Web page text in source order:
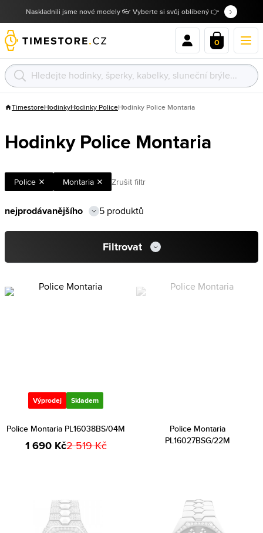
Naskladnili jsme nové modely 👓 Vyberte si svůj oblíbený 👉
0
TimestoreHodinkyHodinky PoliceHodinky Police Montaria
Hodinky Police Montaria
Police Montaria Zrušit filtr
5 produktů
Filtrovat
Výprodej Skladem
Police Montaria PL16038BS/04M
1 690 Kč2 519 Kč
Police Montaria
PL16027BSG/22M